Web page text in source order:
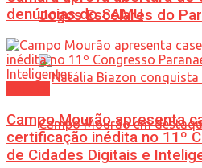
Jogos Escolares do
denúncias do SAMU
Campo Mourão apresenta
certificação inédita no 11º
de Cidades Digitais e